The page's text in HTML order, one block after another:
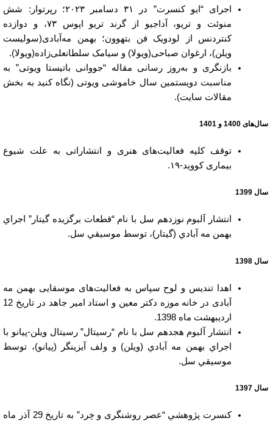
اجرای “ایو کنسرت” در ۳۱ دسامبر ۲۰۲۳؛ رپرتوار: شش
منوئت و تریو، آداجیو از گرند تریو اپوس ۷۳، و دوازده
کنتردنس از لودویک فن بتهوون؛ بهمن مه‌آبادی(سولیست
ویلن)، ارغوان صباحی(ویولا) و سیامک سلطانعلی‌زاده(ویولا).
بازنگری و به‌روز رسانی مقاله “جووانی باتیستا ویوتی” به
مناسبت دویستمین سال خاموشی ویوتی (نگاه کنید به بخش
مقالات سایت).
سال‌های 1400 و 1401
توقف کلیه فعالیت‌های هنری و انتشاراتی به علت شیوع
بیماری کووید-۱۹.
سال 1399
انتشار آلبوم نوزدهم سل با نام “قطعات برگزیده گیتار” اجراي
بهمن مه آبادي (گیتار)، توسط موسيقي سل.
سال 1398
اهدا تندیس و لوح سپاس به فعالیت‌های موسقایی بهمن مه
آبادی در خانه موزه دکتر معین و استاد امیر جاهد در تاریخ 12
اردیبهشت ماه 1398.
انتشار آلبوم هجدهم سل با نام “رسیتال” رسیتال ویلن-پیانو با
اجراي بهمن مه آبادي (ویلن) و ولف آیزینگر (پیانو)، توسط
موسيقي سل.
سال 1397
كنسرت پژوهشي “عصر روشنگری و خِرد” به تاريخ 29 آذر ماه